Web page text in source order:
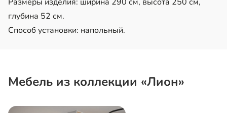
глубина 52 см.
Способ установки: напольный.
Мебель из коллекции «Лион»